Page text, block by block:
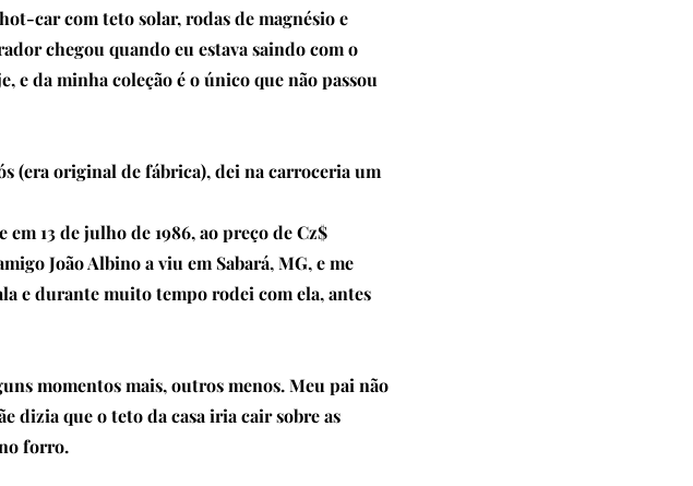
car com teto solar, rodas de magnésio e
chegou quando eu estava saindo com o
e da minha coleção é o único que não passou
(era original de fábrica), dei na carroceria um
13 de julho de 1986, ao preço de Cz$
João Albino a viu em Sabará, MG, e me
e durante muito tempo rodei com ela, antes
momentos mais, outros menos. Meu pai não
dizia que o teto da casa iria cair sobre as
forro.